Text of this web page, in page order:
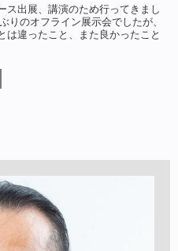
ス出展、講演のため行ってきまし
りのオフライン展示会でしたが、
は違ったこと、また良かったこと